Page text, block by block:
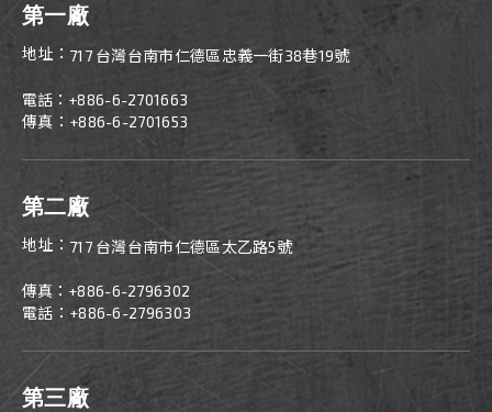
第一廠
地址： 717 台灣台南市仁德區忠義一街38巷19號
電話： +886-6-2701663
傳真：+886-6-2701653
第二廠
地址： 717 台灣台南市仁德區太乙路5號
傳真： +886-6-2796302
電話：+886-6-2796303
第三廠